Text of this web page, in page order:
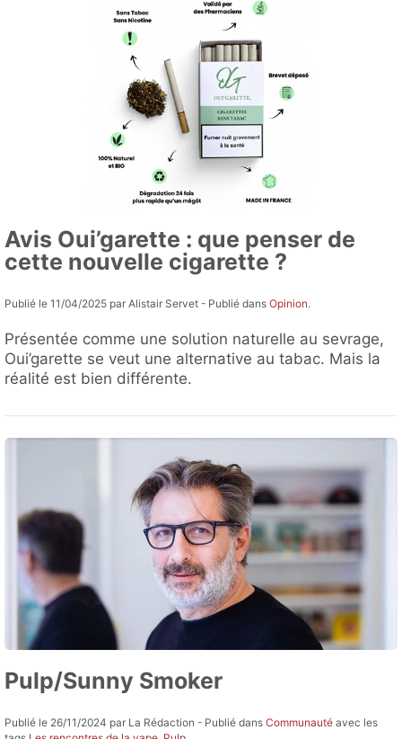
Avis Oui’garette : que penser de
cette nouvelle cigarette ?
Publié le 11/04/2025 par Alistair Servet - Publié dans Opinion.
Présentée comme une solution naturelle au sevrage,
Oui’garette se veut une alternative au tabac. Mais la
réalité est bien différente.
Pulp/Sunny Smoker
Publié le 26/11/2024 par La Rédaction - Publié dans Communauté avec les